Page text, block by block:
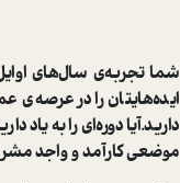
شما تجربه‌ی سال‌های
ایده‌هایتان را در
دارید.آیا دوره‌ای را به
موضعی کارآمد و واجد